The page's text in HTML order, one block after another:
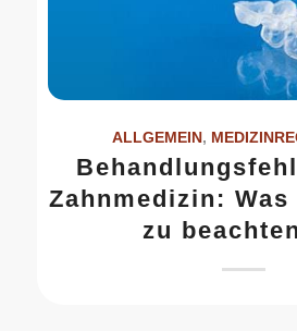
ALLGEMEIN,
Zahnmedizin:
zu